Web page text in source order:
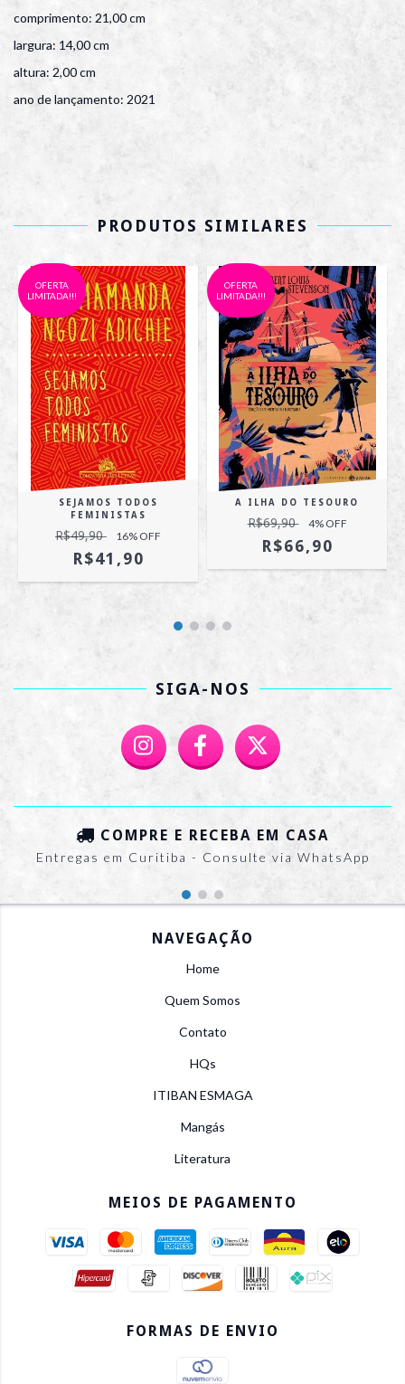
comprimento: 21,00 cm
largura: 14,00 cm
altura: 2,00 cm
ano de lançamento: 2021
PRODUTOS SIMILARES
OFERTA
LIMITADA!!!
SEJAMOS TODOS
FEMINISTAS
R$49,90 16% OFF
R$41,90
OFERTA
LIMITADA!!!
A ILHA DO TESOURO
R$69,90 4% OFF
R$66,90
SIGA-NOS
COMPRE E RECEBA EM CASA
Entregas em Curitiba - Consulte via WhatsApp
NAVEGAÇÃO
Home
Quem Somos
Contato
HQs
ITIBAN ESMAGA
Mangás
Literatura
MEIOS DE PAGAMENTO
FORMAS DE ENVIO